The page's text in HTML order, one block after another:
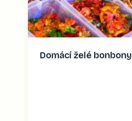
Domácí želé bonbony